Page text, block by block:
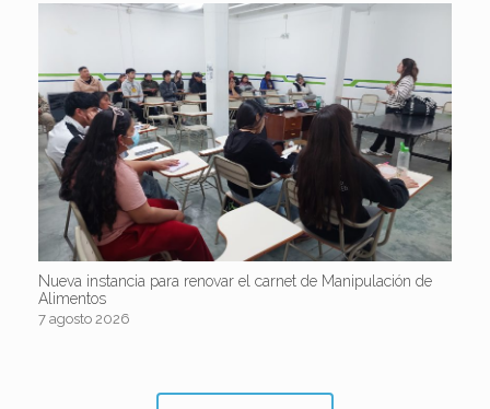
Nueva instancia para renovar el carnet de Manipulación de
Alimentos
7 agosto 2026